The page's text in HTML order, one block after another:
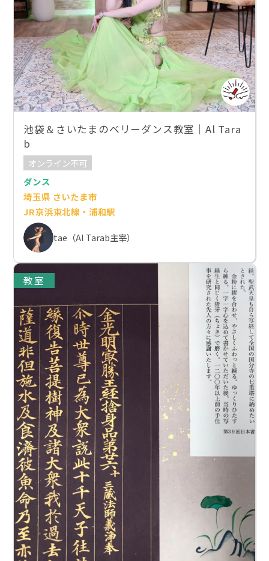
池袋＆さいたまのベリーダンス教室｜Al Tara
b
オンライン不可
ダンス
埼玉県 さいたま市
JR京浜東北線・浦和駅
tae（Al Tarab主宰）
教室